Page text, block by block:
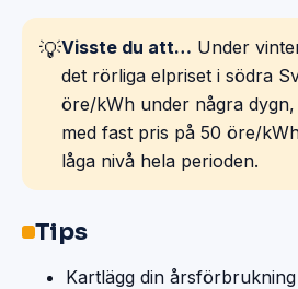
💡Visste du att… Under
det rörliga elpriset i södra
öre/kWh under några
med fast pris på 50 öre/
låga nivå hela perioden.
Tips
Kartlägg din